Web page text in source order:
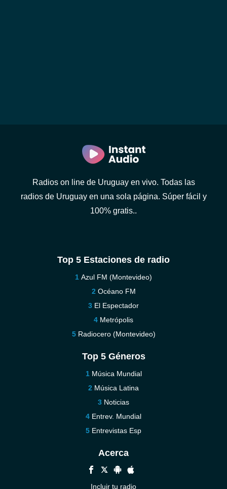
Radios on line de Uruguay en vivo. Todas las
radios de Uruguay en una sola página. Súper fácil y
100% gratis..
Top 5 Estaciones de radio
Azul FM (Montevideo)
Océano FM
El Espectador
Metrópolis
Radiocero (Montevideo)
Top 5 Géneros
Música Mundial
Música Latina
Noticias
Entrev. Mundial
Entrevistas Esp
Acerca
Incluir tu radio